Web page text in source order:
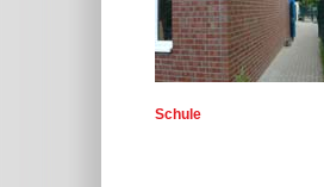
Schule